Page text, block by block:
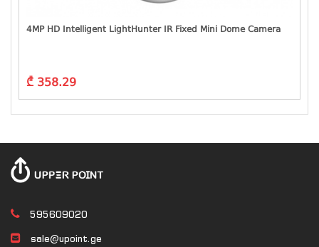
4MP HD Intelligent LightHunter IR Fixed Mini Dome Camera
₾ 358.29
595609020
sale@upoint.ge